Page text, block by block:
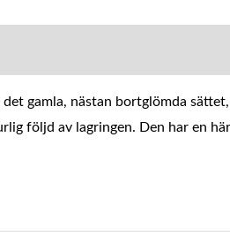
gamla, nästan bortglömda
följd av lagringen. Den har en